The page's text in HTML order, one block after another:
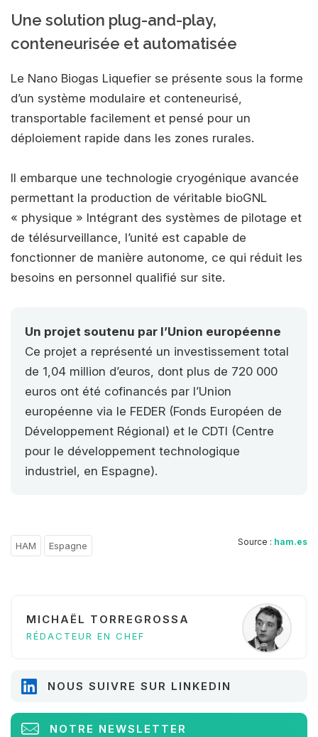
Une solution plug-and-play,
conteneurisée et automatisée
Le Nano Biogas Liquefier se présente sous la forme
d’un système modulaire et conteneurisé,
transportable facilement et pensé pour un
déploiement rapide dans les zones rurales.
Il embarque une technologie cryogénique avancée
permettant la production de véritable bioGNL
« physique » Intégrant des systèmes de pilotage et
de télésurveillance, l’unité est capable de
fonctionner de manière autonome, ce qui réduit les
besoins en personnel qualifié sur site.
Un projet soutenu par l’Union européenne
Ce projet a représenté un investissement total
de 1,04 million d’euros, dont plus de 720 000
euros ont été cofinancés par l’Union
européenne via le FEDER (Fonds Européen de
Développement Régional) et le CDTI (Centre
pour le développement technologique
industriel, en Espagne).
Source : ham.es
HAM Espagne
MICHAËL TORREGROSSA
RÉDACTEUR EN CHEF
NOUS SUIVRE SUR LINKEDIN
NOTRE NEWSLETTER